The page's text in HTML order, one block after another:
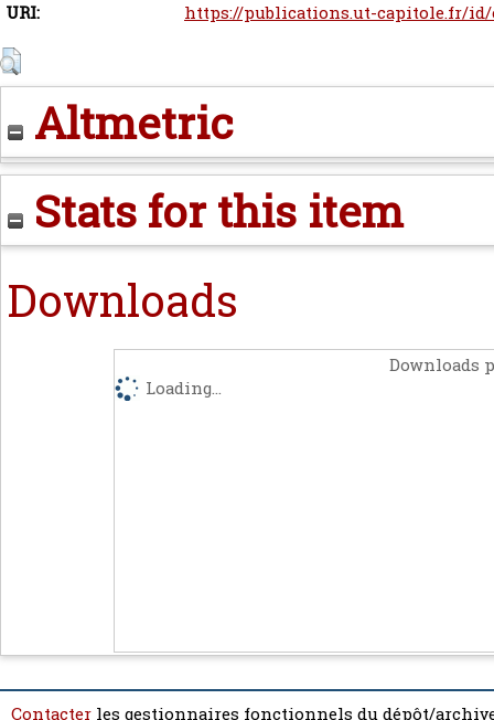
URI:
https://publications.ut-capitole.fr/
Altmetric
Stats for this item
Downloads
Downloads
Loading...
Contacter les gestionnaires fonctionnels du dépôt/